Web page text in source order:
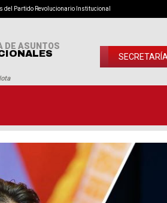
del Partido Revolucionario Institucional
DE ASUNTOS